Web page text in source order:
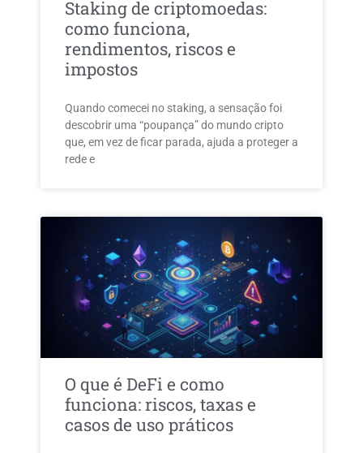
Staking de criptomoedas:
como funciona,
rendimentos, riscos e
impostos
Quando comecei no staking, a sensação foi
descobrir uma “poupança” do mundo cripto
que, em vez de ficar parada, ajuda a proteger a
rede e
O que é DeFi e como
funciona: riscos, taxas e
casos de uso práticos